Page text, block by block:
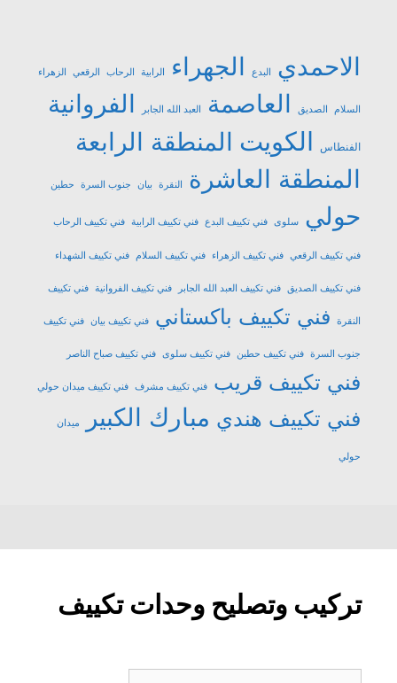
الاحمدي البدع الجهراء الرابية الرحاب الرقعي الزهراء
السلام الصديق العاصمة العبد الله الجابر الفروانية
الفنطاس الكويت المنطقة الرابعة
المنطقة العاشرة
النقرة بيان جنوب السرة حطين
حولي سلوى فني تكييف البدع فني تكييف الرابية فني تكييف الرحاب
فني تكييف الرقعي فني تكييف الزهراء فني تكييف السلام فني تكييف الشهداء
فني تكييف الصديق فني تكييف العبد الله الجابر فني تكييف الفروانية فني تكييف
النقرة فني تكييف باكستاني فني تكييف بيان فني تكييف
جنوب السرة فني تكييف حطين فني تكييف سلوى فني تكييف صباح الناصر
فني تكييف قريب فني تكييف مشرف فني تكييف ميدان حولي
فني تكييف هندي مبارك الكبير ميدان
حولي
تركيب وتصليح وحدات تكييف